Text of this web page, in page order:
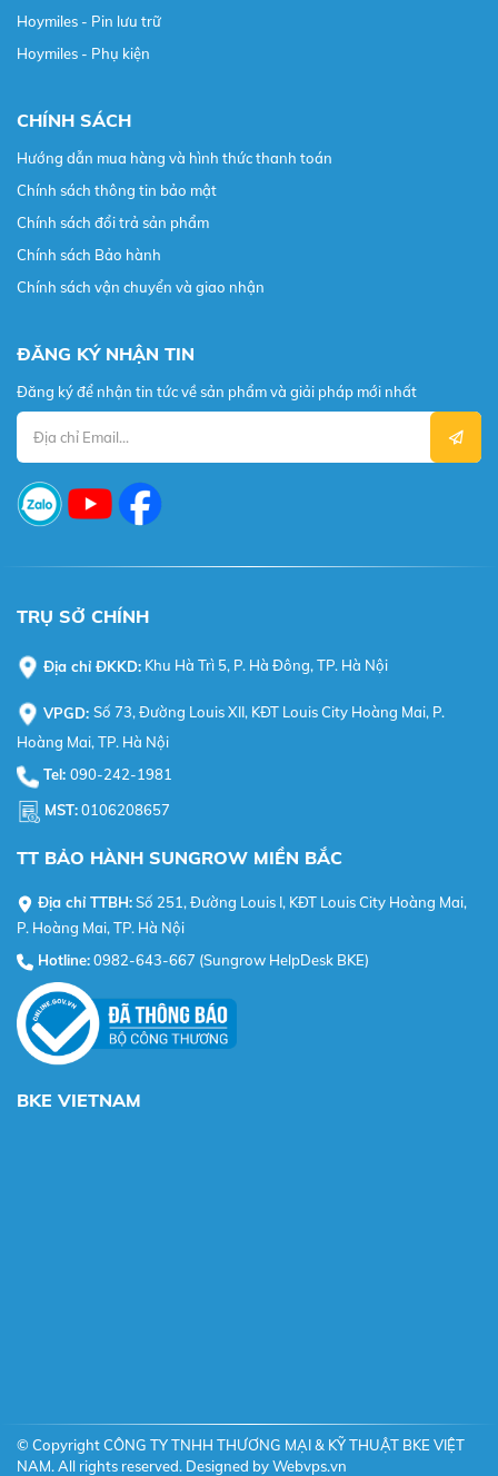
Hoymiles - Pin lưu trữ
Hoymiles - Phụ kiện
CHÍNH SÁCH
Hướng dẫn mua hàng và hình thức thanh toán
Chính sách thông tin bảo mật
Chính sách đổi trả sản phẩm
Chính sách Bảo hành
Chính sách vận chuyển và giao nhận
ĐĂNG KÝ NHẬN TIN
Đăng ký để nhận tin tức về sản phẩm và giải pháp mới nhất
TRỤ SỞ CHÍNH
Địa chỉ ĐKKD: Khu Hà Trì 5, P. Hà Đông, TP. Hà Nội
VPGD: Số 73, Đường Louis XII, KĐT Louis City Hoàng Mai, P.
Hoàng Mai, TP. Hà Nội
Tel: 090-242-1981
MST:0106208657
TT BẢO HÀNH SUNGROW MIỀN BẮC
Địa chỉ TTBH:Số 251, Đường Louis I, KĐT Louis City Hoàng Mai,
P. Hoàng Mai, TP. Hà Nội
Hotline:0982-643-667 (Sungrow HelpDesk BKE)
BKE VIETNAM
© Copyright CÔNG TY TNHH THƯƠNG MẠI & KỸ THUẬT BKE VIỆT
NAM. All rights reserved. Designed byWebvps.vn